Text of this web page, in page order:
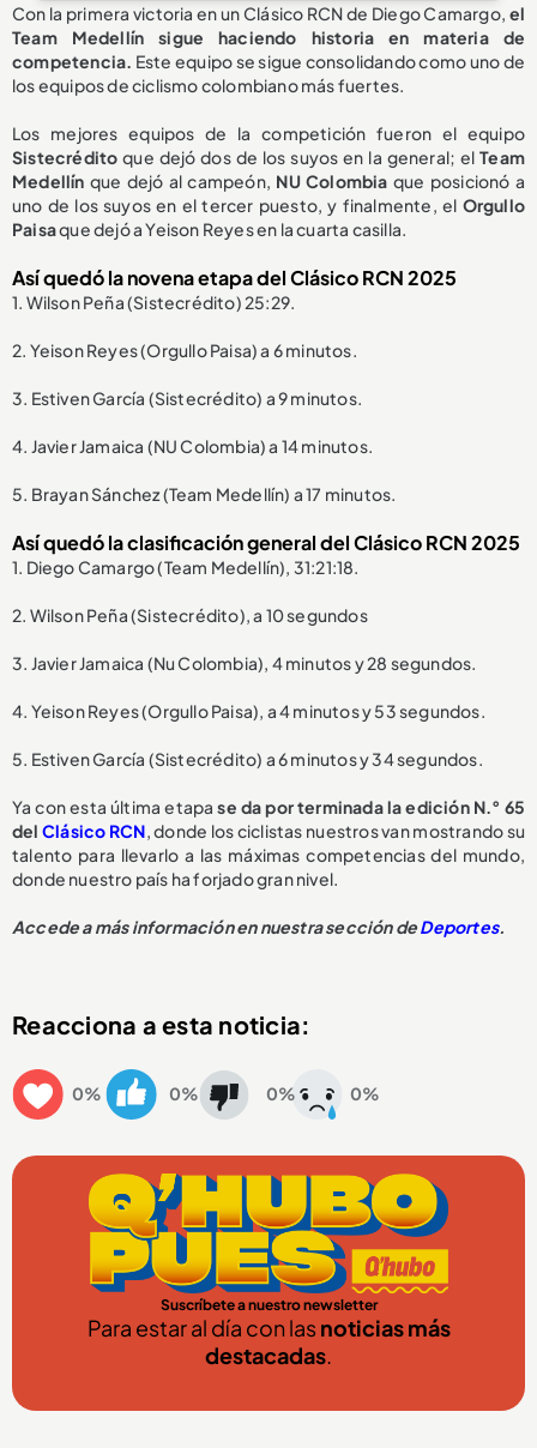
Con la primera victoria en un Clásico RCN de Diego Camargo, el
Team Medellín sigue haciendo historia en materia de
competencia. Este equipo se sigue consolidando como uno de
los equipos de ciclismo colombiano más fuertes.
Los mejores equipos de la competición fueron el equipo
Sistecrédito que dejó dos de los suyos en la general; elTeam
Medellín que dejó al campeón, NU Colombia que posicionó a
uno de los suyos en el tercer puesto, y finalmente, el Orgullo
Paisaque dejó a Yeison Reyes en la cuarta casilla.
Así quedó la novena etapa del Clásico RCN 2025
1. Wilson Peña (Sistecrédito) 25:29.
2. Yeison Reyes (Orgullo Paisa) a 6 minutos.
3. Estiven García (Sistecrédito) a 9 minutos.
4. Javier Jamaica (NU Colombia) a 14 minutos.
5. Brayan Sánchez (Team Medellín) a 17 minutos.
Así quedó la clasificación general del Clásico RCN 2025
1. Diego Camargo (Team Medellín), 31:21:18.
2. Wilson Peña (Sistecrédito), a 10 segundos
3. Javier Jamaica (Nu Colombia), 4 minutos y 28 segundos.
4. Yeison Reyes (Orgullo Paisa), a 4 minutos y 53 segundos.
5. Estiven García (Sistecrédito) a 6 minutos y 34 segundos.
Ya con esta última etapase da por terminada la edición N.° 65
delClásico RCN , donde los ciclistas nuestros van mostrando su
talento para llevarlo a las máximas competencias del mundo,
donde nuestro país ha forjado gran nivel.
Accede a más información en nuestra sección deDeportes.
Reacciona a esta noticia:
0% 0% 0% 0%
Suscríbete a nuestro newsletter
Para estar al día con lasnoticias más
destacadas